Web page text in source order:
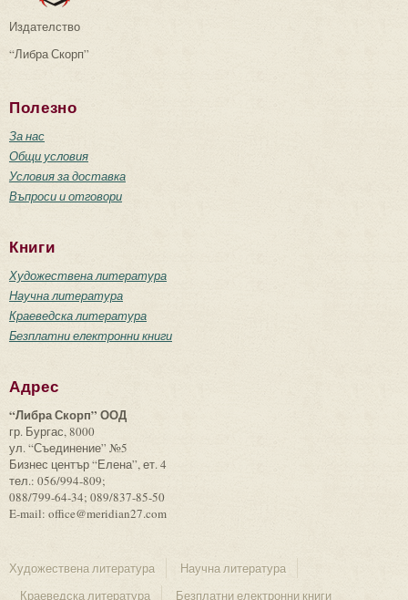
Издателство
“Либра Скорп”
Полезно
За нас
Общи условия
Условия за доставка
Въпроси и отговори
Книги
Художествена литература
Научна литература
Краеведска литература
Безплатни електронни книги
Адрес
“Либра Скорп” ООД
гр. Бургас, 8000
ул. “Съединение” №5
Бизнес център “Елена”, ет. 4
тел.: 056/994-809;
088/799-64-34; 089/837-85-50
E-mail: office@meridian27.com
Художествена литература
Научна литература
Краеведска литература
Безплатни електронни книги